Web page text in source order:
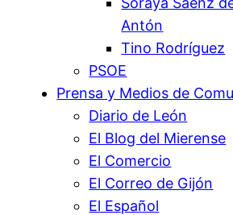
Antón
Tino Rodríguez
PSOE
Prensa y Medios de
Diario de León
El Blog del Mierense
El Comercio
El Correo de Gijón
El Español